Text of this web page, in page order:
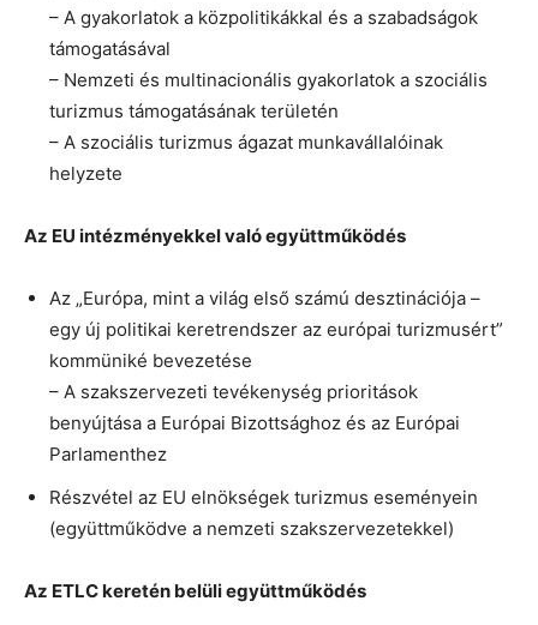
– A gyakorlatok a közpolitikákkal és a szabadságok
támogatásával
– Nemzeti és multinacionális gyakorlatok a szociális
turizmus támogatásának területén
– A szociális turizmus ágazat munkavállalóinak
helyzete
Az EU intézményekkel való együttműködés
Az „Európa, mint a világ első számú desztinációja –
egy új politikai keretrendszer az európai turizmusért”
kommüniké bevezetése
– A szakszervezeti tevékenység prioritások
benyújtása a Európai Bizottsághoz és az Európai
Parlamenthez
Részvétel az EU elnökségek turizmus eseményein
(együttműködve a nemzeti szakszervezetekkel)
Az ETLC keretén belüli együttműködés